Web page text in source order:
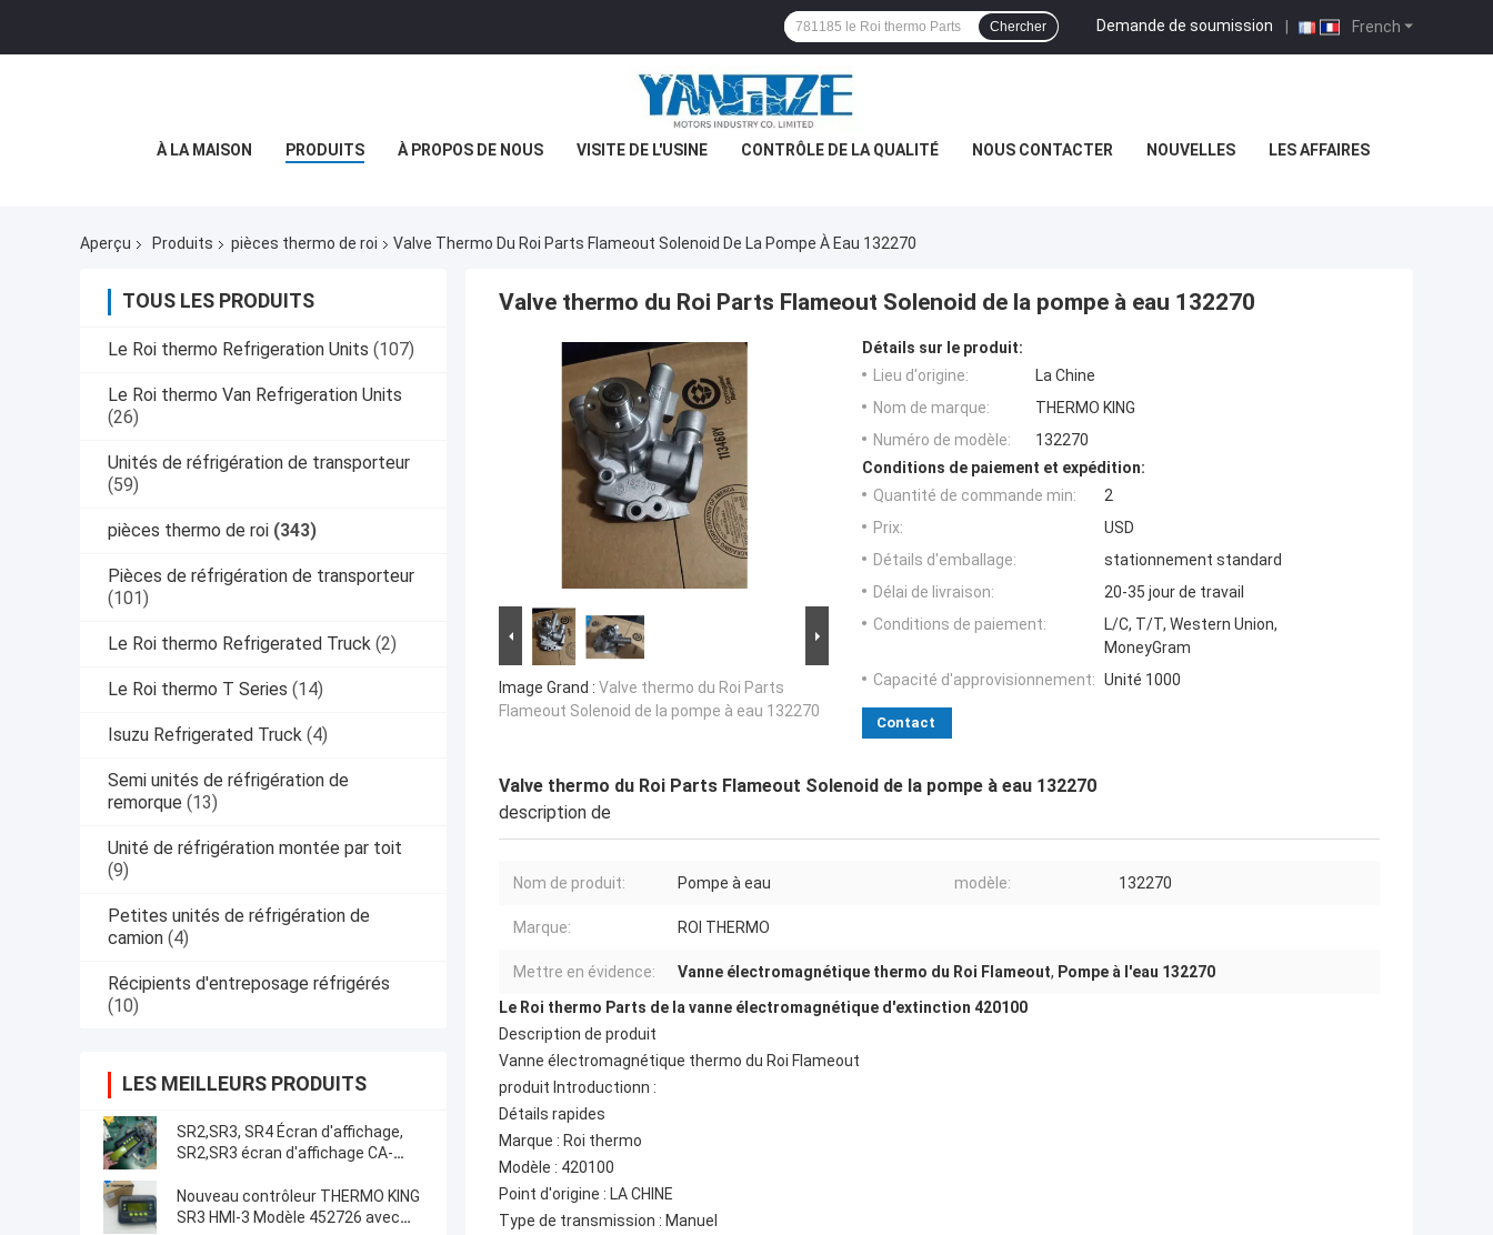
French
Demande de soumission |
Chercher
À LA MAISON PRODUITS À PROPOS DE NOUS VISITE DE L'USINE CONTRÔLE DE LA QUALITÉ NOUS CONTACTER NOUVELLES LES AFFAIRES
Aperçu Produits pièces thermo de roi Valve Thermo Du Roi Parts Flameout Solenoid De La Pompe À Eau 132270
TOUS LES PRODUITS
Le Roi thermo Refrigeration Units (107)
Le Roi thermo Van Refrigeration Units
(26)
Unités de réfrigération de transporteur
(59)
pièces thermo de roi (343)
Pièces de réfrigération de transporteur
(101)
Le Roi thermo Refrigerated Truck (2)
Le Roi thermo T Series (14)
Isuzu Refrigerated Truck (4)
Semi unités de réfrigération de
remorque (13)
Unité de réfrigération montée par toit
(9)
Petites unités de réfrigération de
camion (4)
Récipients d'entreposage réfrigérés
(10)
LES MEILLEURS PRODUITS
SR2,SR3, SR4 Écran d'affichage,
SR2,SR3 écran d'affichage CA-
Écran LCD pour THERMO KING
SB210 SB230 HMIs Pièces de
Nouveau contrôleur THERMO KING
SR3 HMI-3 Modèle 452726 avec
Valve thermo du Roi Parts Flameout Solenoid de la pompe à eau 132270
Image Grand : Valve thermo du Roi Parts
Flameout Solenoid de la pompe à eau 132270
Détails sur le produit:
Lieu d'origine:
La Chine
Nom de marque:
THERMO KING
Numéro de modèle:
132270
Conditions de paiement et expédition:
Quantité de commande min:
2
Prix:
USD
Détails d'emballage:
stationnement standard
Délai de livraison:
20-35 jour de travail
Conditions de paiement:
L/C, T/T, Western Union,
MoneyGram
Capacité d'approvisionnement: Unité 1000
Contact
Valve thermo du Roi Parts Flameout Solenoid de la pompe à eau 132270
description de
Nom de produit: Pompe à eau modèle: 132270
Marque: ROI THERMO
Mettre en évidence: Vanne électromagnétique thermo du Roi Flameout, Pompe à l'eau 132270
Le Roi thermo Parts de la vanne électromagnétique d'extinction 420100
Description de produit
Vanne électromagnétique thermo du Roi Flameout
produit Introductionn :
Détails rapides
Marque : Roi thermo
Modèle : 420100
Point d'origine : LA CHINE
Type de transmission : Manuel